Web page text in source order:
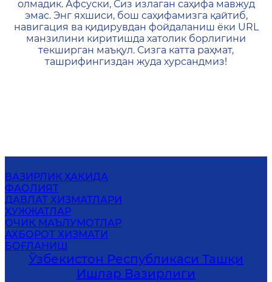
олмадик. Афсуски, Сиз излаган саҳифа мавжуд
эмас. Энг яхшиси, бош саҳифамизга қайтиб,
навигация ва қидирувдан фойдаланиш ёки URL
манзилини киритишда хатолик борлигини
текширган маъқул. Сизга катта раҳмат,
ташрифингиздан жуда хурсандмиз!
ВАЗИРЛИК ҲАҚИДА
ФАОЛИЯТ
ДАВЛАТ ХИЗМАТЛАРИ
ҲУЖЖАТЛАР
ОЧИҚ МАЪЛУМОТЛАР
АХБОРОТ ХИЗМАТИ
БОҒЛАНИШ
Ўзбекистон Республикаси Ташқи
Ишлар Вазирлиги